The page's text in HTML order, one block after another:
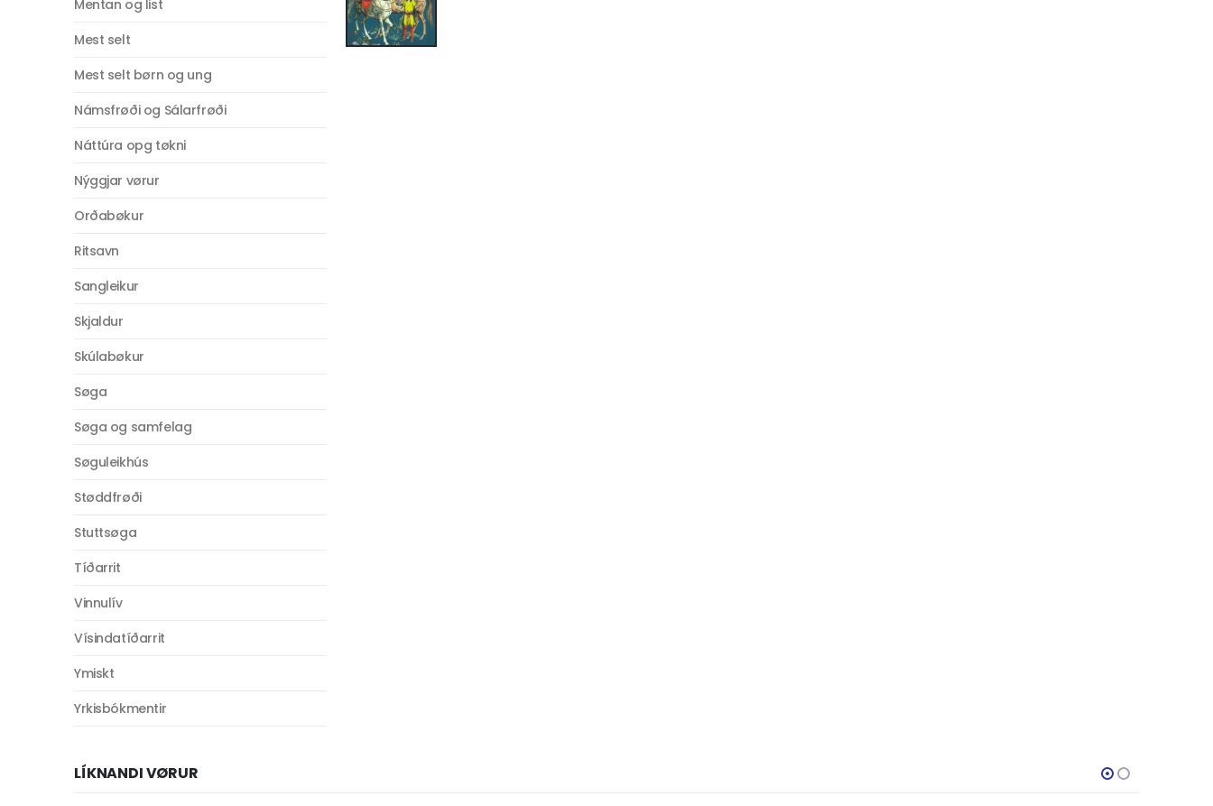
Mentan og list
Mest selt
Mest selt børn og ung
Námsfrøði og Sálarfrøði
Náttúra opg tøkni
Nýggjar vørur
Orðabøkur
Ritsavn
Sangleikur
Skjaldur
Skúlabøkur
Søga
Søga og samfelag
Søguleikhús
Støddfrøði
Stuttsøga
Tíðarrit
Vinnulív
Vísindatíðarrit
Ymiskt
Yrkisbókmentir
LÍKNANDI VØRUR